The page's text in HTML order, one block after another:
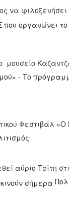
να φιλοξενήσει
Φεστιβάλ «Ο
αύριο Τρίτη